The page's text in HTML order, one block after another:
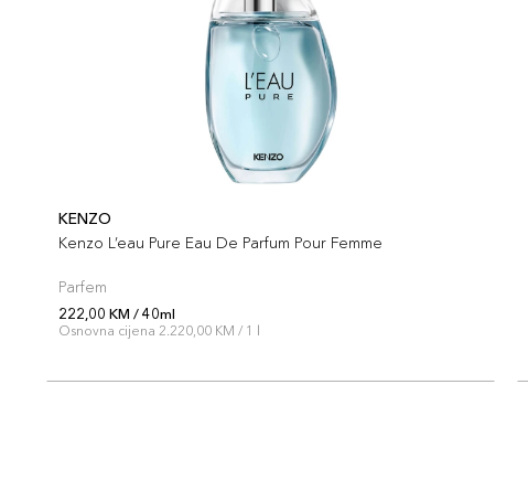
KENZO
Kenzo L’eau Pure Eau De Parfum Pour Femme
Parfem
222,00 KM / 40ml
Osnovna cijena 2.220,00 KM / 1 l